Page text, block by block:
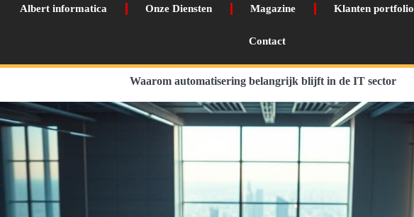
Albert informatica Onze Diensten Magazine Klanten portfolio
Contact
Waarom automatisering belangrijk blijft in de IT sector